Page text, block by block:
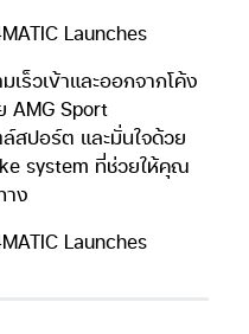
ร็วเข้าและออกจากโค้ง
AMG Sport
สปอร์ต และมั่นใจด้วย
system ที่ช่วยให้คุณ
าง